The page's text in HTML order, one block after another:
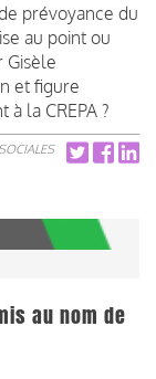
prévoyance du
au point ou
Gisèle
et figure
la CREPA ?
au nom de